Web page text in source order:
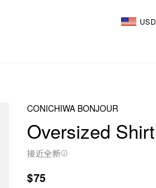
USD
CONICHIWA BONJOUR
Oversized Shirt
接近全新
$75